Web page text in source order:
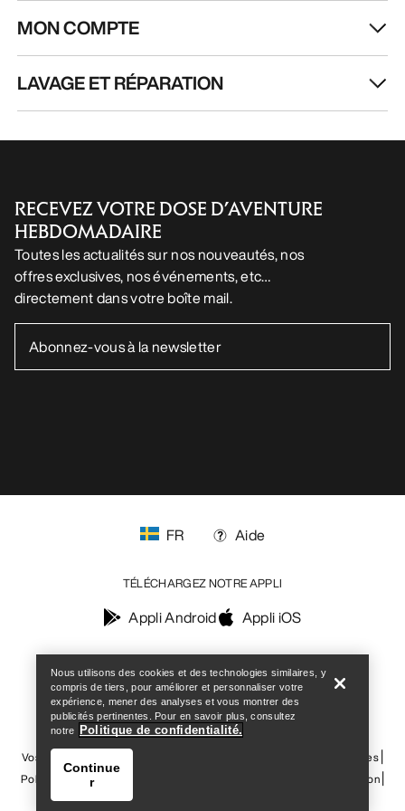
MON COMPTE
LAVAGE ET RÉPARATION
RECEVEZ VOTRE DOSE D’AVENTURE
HEBDOMADAIRE
Toutes les actualités sur nos nouveautés, nos
offres exclusives, nos événements, etc…
directement dans votre boîte mail.
SUIVEZ-NOUS SUR LES RÉSEAUX SOCIAUX
FR Aide
TÉLÉCHARGEZ NOTRE APPLI
Appli Android Appli iOS
Vos préférences en matière de cookies
Politique en matière de cookies
Politique de confidentialité
Conditions d’utilisation
Accessibilité Ne revendez pas mes données personnelles
Nous utilisons des cookies et des technologies similaires, y
compris de tiers, pour améliorer et personnaliser votre
expérience, mener des analyses et vous montrer des
publicités pertinentes. Pour en savoir plus, consultez
notre
Politique de confidentialité.
Continue
r